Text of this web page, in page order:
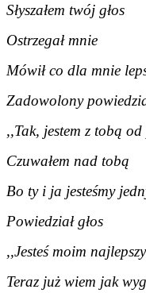
Słyszałem twój głos
Ostrzegał mnie
Mówił co dla mnie
Zadowolony
,,Tak, jestem z tobą
Czuwałem nad tobą
Bo ty i ja jesteśmy
Powiedział głos
,,Jesteś moim
Teraz już wiem jak